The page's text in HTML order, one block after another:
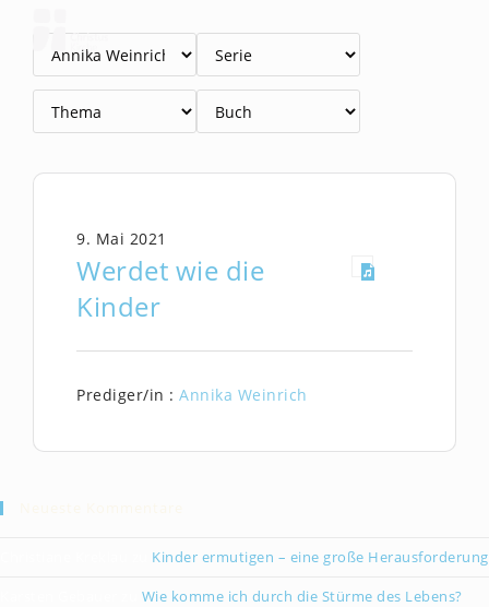
springen
Werdet wie die
Kinder
9. Mai 2021
Prediger/in : Annika Weinrich
Kinder ermutigen – eine große Herausforderung
Wie komme ich durch die Stürme des Lebens?